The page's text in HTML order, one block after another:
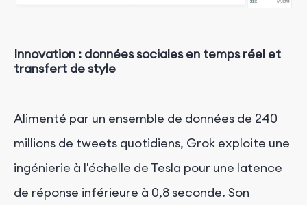
Innovation : données sociales en temps réel et
transfert de style
Alimenté par un ensemble de données de 240
millions de tweets quotidiens, Grok exploite une
ingénierie à l'échelle de Tesla pour une latence
de réponse inférieure à 0,8 seconde. Son